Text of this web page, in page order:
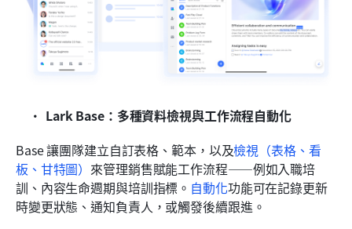
Lark Base：多種資料檢視與工作流程自動化
Base 讓團隊建立自訂表格、範本，以及檢視（表格、看
板、甘特圖） 來管理銷售賦能工作流程——例如入職培
訓、內容生命週期與培訓指標。 自動化功能可在記錄更新
時變更狀態、通知負責人，或觸發後續跟進。